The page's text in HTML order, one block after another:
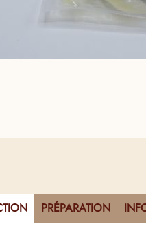
PRÉPARATION